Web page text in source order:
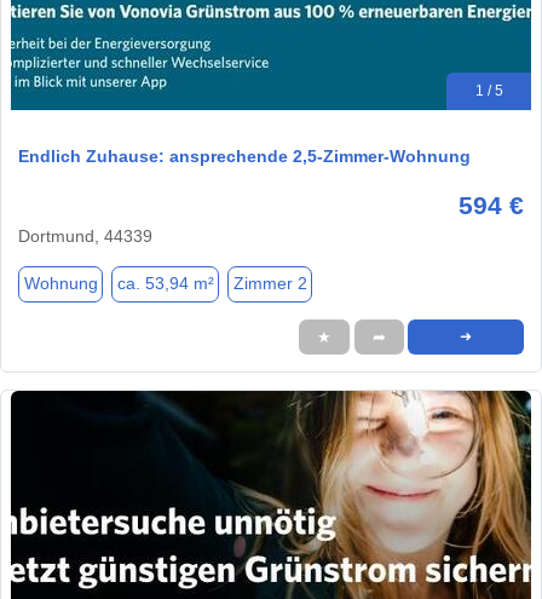
1 / 5
Endlich Zuhause: ansprechende 2,5-Zimmer-Wohnung
594 €
Dortmund, 44339
Wohnung ca. 53,94 m² Zimmer 2
★ ➦ ➜